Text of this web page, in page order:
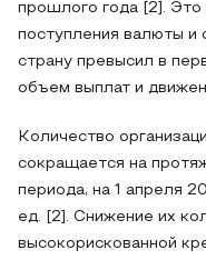
прошлого года [2]. Это
поступления валюты и
страну превысил в
объем выплат и
Количество
сокращается на
периода, на 1 апреля
ед. [2]. Снижение их
высокорискованной